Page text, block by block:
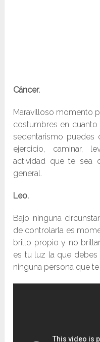
Cáncer.
Maravilloso momento
costumbres en cuanto
sedentarismo puedes
ejercicio, caminar,
actividad que te sea
general.
Leo.
Bajo ninguna
de controlarla es
brillo propio y no
es tu luz la que
ninguna persona que te